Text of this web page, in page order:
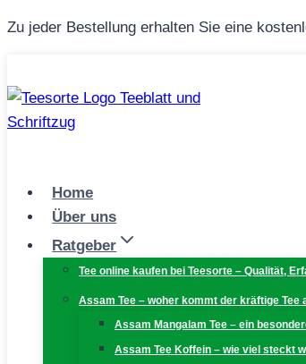
Zum
Zu jeder Bestellung erhalten Sie eine
Home
Über uns
Ratgeber
Tee online kaufen bei Teesorte – Qualität,
Assam Tee – woher kommt der kräftige Tee
Assam Mangalam Tee – ein
Assam Tee Koffein – wie viel steckt